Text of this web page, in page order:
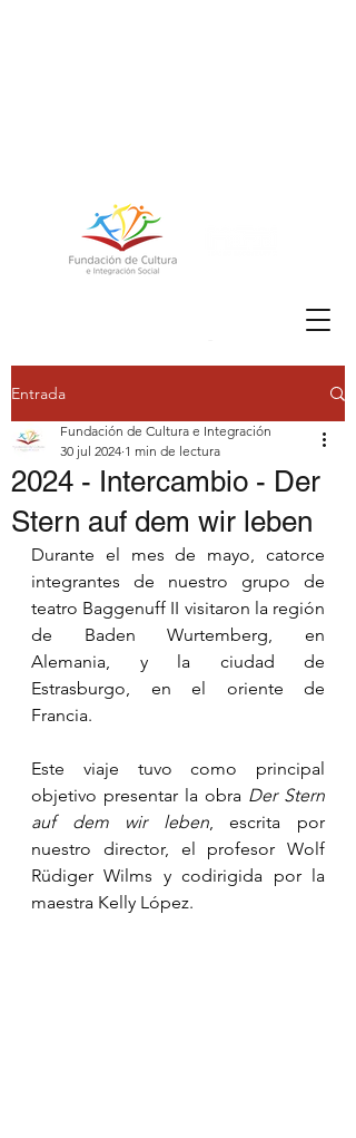
INTEGRACIÓN
SOCIAL
TEATRO
INTERCULTURAL
COLOMBO-ALEMAN
BAGGENUFF II
Entrada
2024 - Intercambio - Der
Stern auf dem wir leben
Fundación de Cultura e Integración
30 jul 2024 1 min de lectura
Durante el mes de mayo, catorce
integrantes de nuestro grupo de
teatro Baggenuff II visitaron la región
de Baden Wurtemberg, en
Alemania, y la ciudad de
Estrasburgo, en el oriente de
Francia.
Este viaje tuvo como principal
objetivo presentar la obra Der Stern
auf dem wir leben, escrita por
nuestro director, el profesor Wolf
Rüdiger Wilms y codirigida por la
maestra Kelly López.